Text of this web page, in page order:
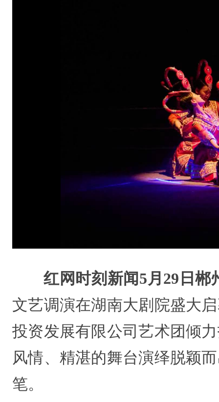
红网时刻新闻5月29日郴
文艺调演在湖南大剧院盛大
投资发展有限公司艺术团倾
风情、精湛的舞台演绎脱颖
笔。